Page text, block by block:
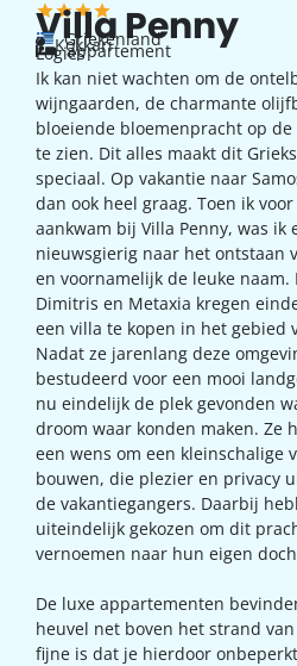
Villa Penny
Griekenland
Kokkari
appartement
Logies
Ik kan niet wachten om de
wijngaarden, de charmante
bloeiende bloemenpracht op de
te zien. Dit alles maakt dit
speciaal. Op vakantie naar
dan ook heel graag. Toen ik
aankwam bij Villa Penny, was ik
nieuwsgierig naar het ontstaan
en voornamelijk de leuke naam.
Dimitris en Metaxia kregen
een villa te kopen in het gebied
Nadat ze jarenlang deze
bestudeerd voor een mooi
nu eindelijk de plek gevonden
droom waar konden maken. Ze
een wens om een kleinschalige
bouwen, die plezier en privacy
de vakantiegangers. Daarbij
uiteindelijk gekozen om dit
vernoemen naar hun eigen
De luxe appartementen
heuvel net boven het strand
fijne is dat je hierdoor